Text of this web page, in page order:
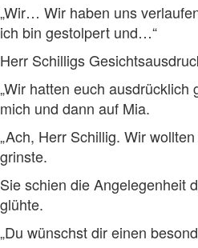
„Wir… Wir haben uns
ich bin gestolpert und…“
Herr Schilligs
„Wir hatten euch
mich und dann auf Mia.
„Ach, Herr Schillig. Wir
grinste.
Sie schien die Angelegenheit
glühte.
„Du wünschst dir einen